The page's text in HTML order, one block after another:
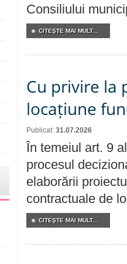
Consiliului
CITEŞTE MAI MULT...
Cu privire la
locațiune
Publicat: 31.07.2026
În temeiul art. 9
procesul
elaborării
contractuale de
CITEŞTE MAI MULT...